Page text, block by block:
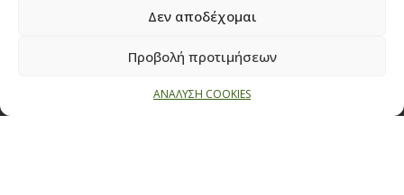
Δεν αποδέχομαι
Προβολή προτιμήσεων
ΑΝΑΛΥΣΗ COOKIES
ΒΡΕΙΤΕ ΜΑΣ ΣΤΟ ΧΑΡΤΗ